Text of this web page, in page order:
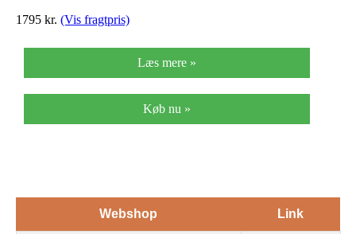
1795 kr. (Vis fragtpris)
Læs mere »
Køb nu »
Webshop Link